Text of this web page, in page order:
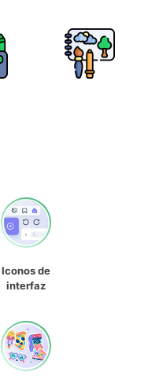
Iconos de
interfaz